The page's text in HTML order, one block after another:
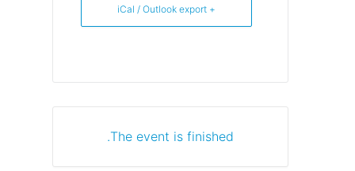
+ iCal / Outlook export
The event is finished.